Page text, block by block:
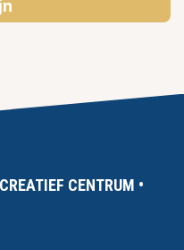
CENTRUM •